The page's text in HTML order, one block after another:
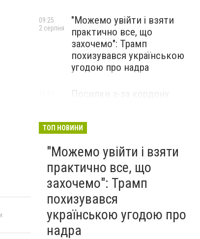
"Можемо увійти і взяти
практично все, що
захочемо": Трамп
похизувався українською
угодою про надра
09:25
2 серпня
Посилки з-за кордону
правила
ТОП НОВИНИ
"Можемо увійти і взяти
практично все, що
захочемо": Трамп
похизувався
українською угодою про
надра